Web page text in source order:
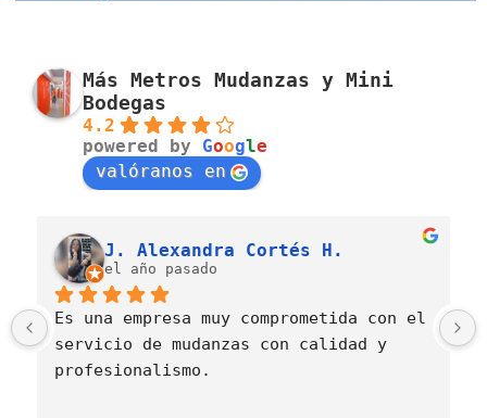
Más Metros Mudanzas y Mini
Bodegas
4.2
powered by Google
valóranos en
J. Alexandra Cortés H.
el año pasado
Es una empresa muy comprometida con el
servicio de mudanzas con calidad y
profesionalismo.